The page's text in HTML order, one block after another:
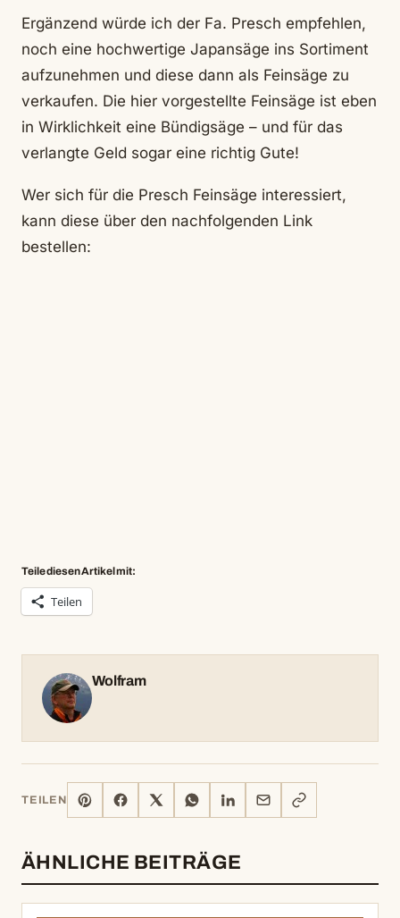
Ergänzend würde ich der Fa. Presch empfehlen,
noch eine hochwertige Japansäge ins Sortiment
aufzunehmen und diese dann als Feinsäge zu
verkaufen. Die hier vorgestellte Feinsäge ist eben
in Wirklichkeit eine Bündigsäge – und für das
verlangte Geld sogar eine richtig Gute!
Wer sich für die Presch Feinsäge interessiert,
kann diese über den nachfolgenden Link
bestellen:
Teile diesen Artikel mit:
Teilen
Wolfram
TEILEN
PINTERESTFACEBOOK WHATSAPPLINKEDIN
MAIL
LINK
KOPIEREN
ÄHNLICHE BEITRÄGE